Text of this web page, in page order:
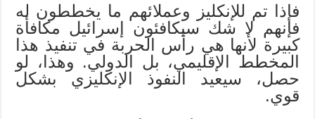
فإذا تم للإنكليز وعملائهم ما يخططون له
فإنهم لا شك سيكافئون إسرائيل مكافأة
كبيرة لأنها هي رأس الحربة في تنفيذ هذا
المخطط الإقليمي، بل الدولي. وهذا، لو
حصل، سيعيد النفوذ الإنكليزي بشكل
قوي.